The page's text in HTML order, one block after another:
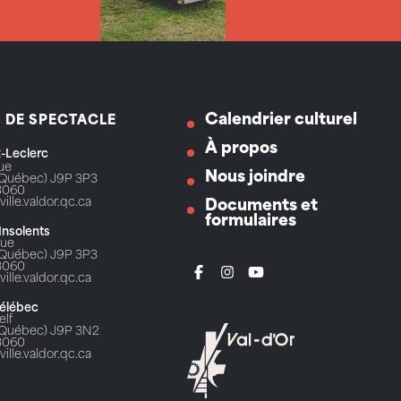
DE SPECTACLE
Leclerc
J9P 3P3
J9P 3P3
J9P 3N2
Calendrier culturel
À propos
Nous joindre
Documents et
formulaires